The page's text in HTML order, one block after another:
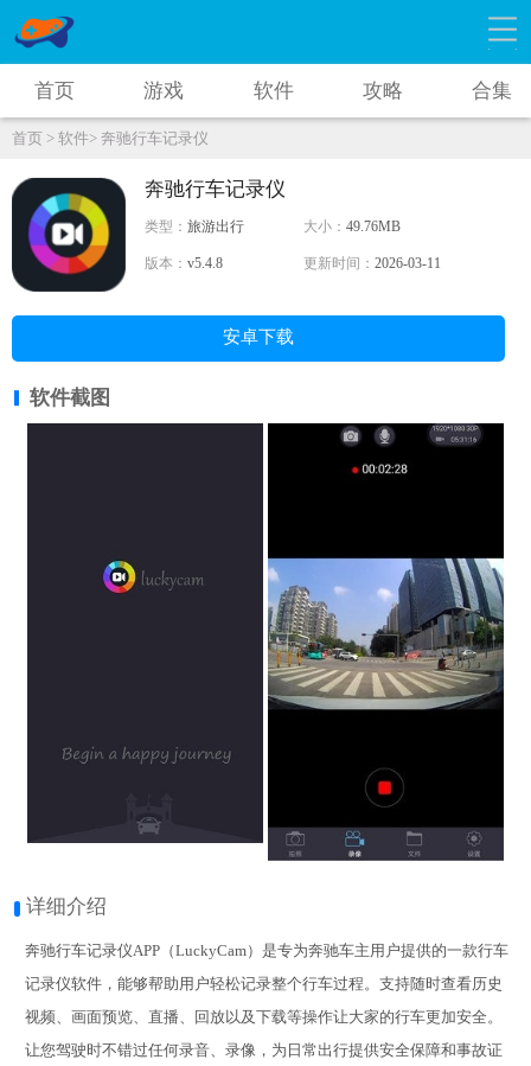
首页 游戏 软件 攻略 合集
首页 > 软件> 奔驰行车记录仪
奔驰行车记录仪
类型：旅游出行 大小： 49.76MB
版本：v5.4.8 更新时间： 2026-03-11
安卓下载
软件截图
详细介绍
奔驰行车记录仪APP（LuckyCam）是专为奔驰车主用户提供的一款行车
记录仪软件，能够帮助用户轻松记录整个行车过程。支持随时查看历史
视频、画面预览、直播、回放以及下载等操作让大家的行车更加安全。
让您驾驶时不错过任何录音、录像，为日常出行提供安全保障和事故证